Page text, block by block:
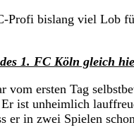
Profi bislang viel Lob
1. FC Köln gleich
ersten Tag
ist unheimlich
er in zwei Spielen